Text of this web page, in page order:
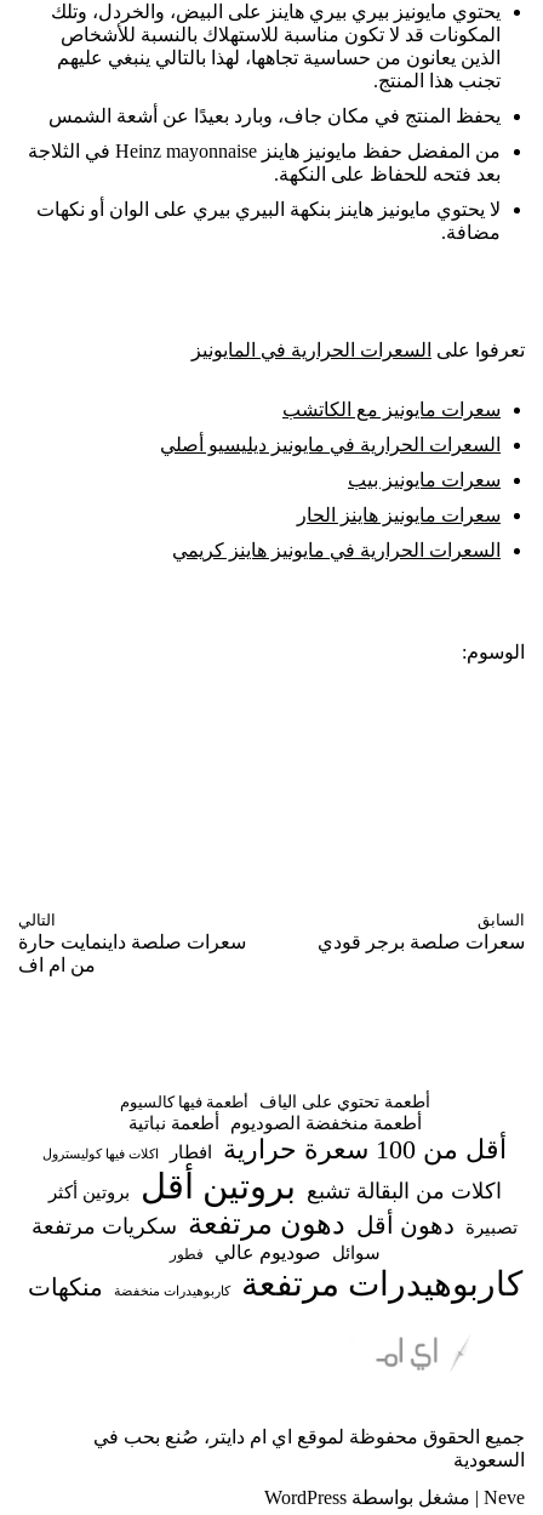
يحتوي مايونيز بيري بيري هاينز على البيض، والخردل، وتلك
المكونات قد لا تكون مناسبة للاستهلاك بالنسبة للأشخاص
الذين يعانون من حساسية تجاهها، لهذا بالتالي ينبغي عليهم
تجنب هذا المنتج.
يحفظ المنتج في مكان جاف، وبارد بعيدًا عن أشعة الشمس
من المفضل حفظ مايونيز هاينز Heinz mayonnaise في الثلاجة
بعد فتحه للحفاظ على النكهة.
لا يحتوي مايونيز هاينز بنكهة البيري بيري على الوان أو نكهات
مضافة.
تعرفوا على السعرات الحرارية في المايونيز
سعرات مايونيز مع الكاتشب
السعرات الحرارية في مايونيز ديليسيو أصلي
سعرات مايونيز بيب
سعرات مايونيز هاينز الحار
السعرات الحرارية في مايونيز هاينز كريمي
الوسوم:
السابق
سعرات صلصة برجر قودي
التالي
سعرات صلصة داينمايت حارة
من ام اف
أطعمة تحتوي على الياف أطعمة فيها كالسيوم
أطعمة منخفضة الصوديوم أطعمة نباتية
أقل من 100 سعرة حرارية افطار اكلات فيها كوليسترول
اكلات من البقالة تشبع بروتين أقل
بروتين أكثر
تصبيرة
دهون أقل دهون مرتفعة سكريات مرتفعة
سوائل صوديوم عالي فطور
كاربوهيدرات مرتفعة كاربوهيدرات منخفضة منكهات
جميع الحقوق محفوظة لموقع اي ام دايتر، صُنع بحب في
السعودية
Neve | مشغل بواسطة WordPress